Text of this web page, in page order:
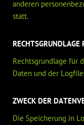
anderen
statt.
Rechtsgrundlage für
Daten und der
ZWECK DER
Die Speicherung in